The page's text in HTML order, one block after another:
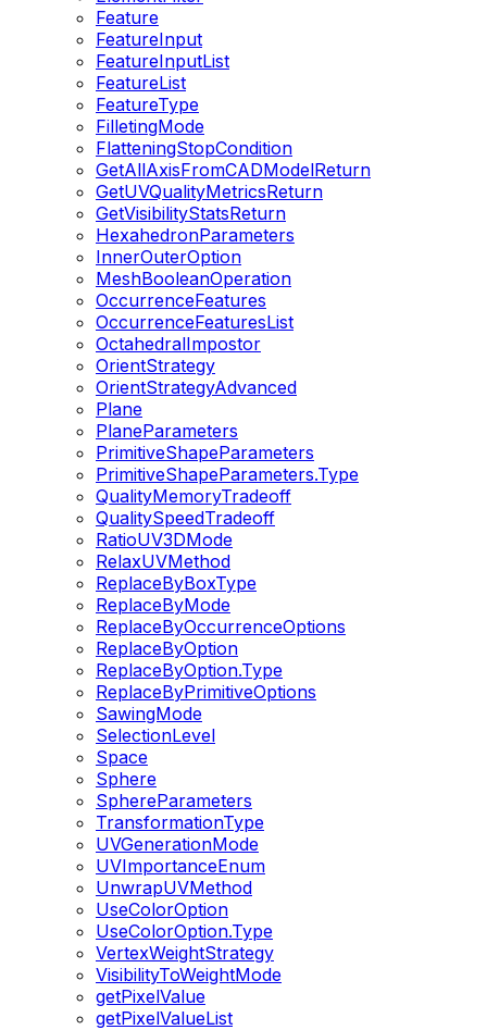
Feature
FeatureInput
FeatureInputList
FeatureList
FeatureType
FilletingMode
FlatteningStopCondition
GetAllAxisFromCADModelReturn
GetUVQualityMetricsReturn
GetVisibilityStatsReturn
HexahedronParameters
InnerOuterOption
MeshBooleanOperation
OccurrenceFeatures
OccurrenceFeaturesList
OctahedralImpostor
OrientStrategy
OrientStrategyAdvanced
Plane
PlaneParameters
PrimitiveShapeParameters
PrimitiveShapeParameters.Type
QualityMemoryTradeoff
QualitySpeedTradeoff
RatioUV3DMode
RelaxUVMethod
ReplaceByBoxType
ReplaceByMode
ReplaceByOccurrenceOptions
ReplaceByOption
ReplaceByOption.Type
ReplaceByPrimitiveOptions
SawingMode
SelectionLevel
Space
Sphere
SphereParameters
TransformationType
UVGenerationMode
UVImportanceEnum
UnwrapUVMethod
UseColorOption
UseColorOption.Type
VertexWeightStrategy
VisibilityToWeightMode
getPixelValue
getPixelValueList